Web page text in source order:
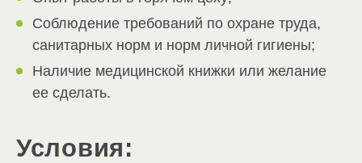
Соблюдение требований по охране труда,
санитарных норм и норм личной гигиены;
Наличие медицинской книжки или желание
ее сделать.
Условия: